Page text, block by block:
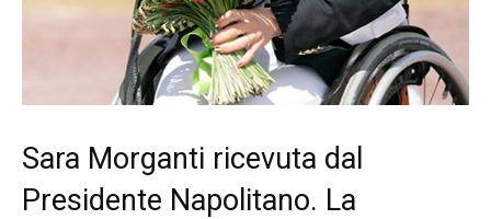
Sara Morganti ricevuta dal
Presidente Napolitano. La